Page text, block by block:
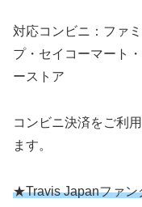
対応コンビニ：ファ
プ・セイコーマート
ーストア
コンビニ決済をご利
ます。
★Travis Japanファ